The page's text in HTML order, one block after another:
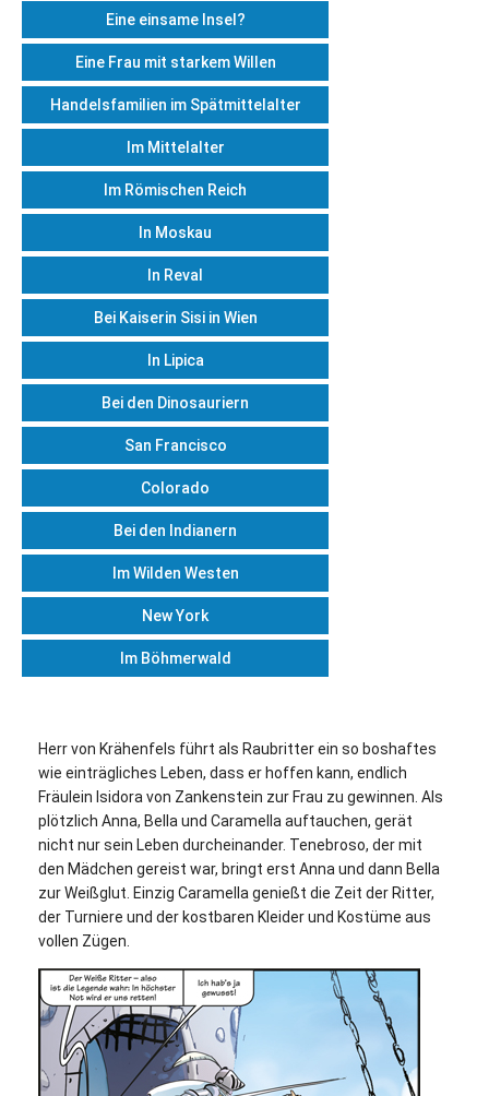
Eine einsame Insel?
Eine Frau mit starkem Willen
Handelsfamilien im Spätmittelalter
Im Mittelalter
Im Römischen Reich
In Moskau
In Reval
Bei Kaiserin Sisi in Wien
In Lipica
Bei den Dinosauriern
San Francisco
Colorado
Bei den Indianern
Im Wilden Westen
New York
Im Böhmerwald
Herr von Krähenfels führt als Raubritter ein so boshaftes
wie einträgliches Leben, dass er hoffen kann, endlich
Fräulein Isidora von Zankenstein zur Frau zu gewinnen. Als
plötzlich Anna, Bella und Caramella auftauchen, gerät
nicht nur sein Leben durcheinander. Tenebroso, der mit
den Mädchen gereist war, bringt erst Anna und dann Bella
zur Weißglut. Einzig Caramella genießt die Zeit der Ritter,
der Turniere und der kostbaren Kleider und Kostüme aus
vollen Zügen.